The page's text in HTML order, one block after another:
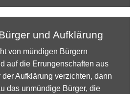
und Aufklärung
von mündigen Bürgern
auf die Errungenschaften aus
Aufklärung verzichten, dann
das unmündige Bürger, die